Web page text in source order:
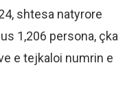
shtesa natyrore
1,206 persona, çka
e tejkaloi numrin e